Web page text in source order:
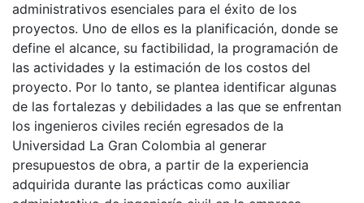
administrativos esenciales para el éxito de los
proyectos. Uno de ellos es la planificación, donde se
define el alcance, su factibilidad, la programación de
las actividades y la estimación de los costos del
proyecto. Por lo tanto, se plantea identificar algunas
de las fortalezas y debilidades a las que se enfrentan
los ingenieros civiles recién egresados de la
Universidad La Gran Colombia al generar
presupuestos de obra, a partir de la experiencia
adquirida durante las prácticas como auxiliar